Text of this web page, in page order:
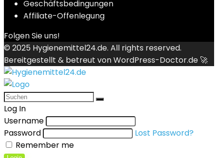
Geschäftsbedingungen
Affiliate-Offenlegung
Folgen Sie uns!
© 2025 Hygienemittel24.de. All rights reserved.
Bereitgestellt & betreut vonWordPress-Doctor.de 🚀
Log In
Username
Password
Lost Password?
Remember me